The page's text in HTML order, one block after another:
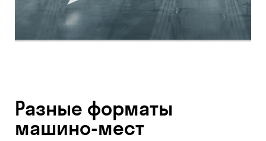
Разные форматы
машино-мест